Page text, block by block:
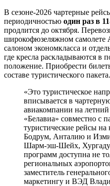
В сезоне-2026 чартерные
периодичностью один раз в
продлится до октября.
широкофюзеляжном самолете
салоном экономкласса и
где кресла раскладываются в
положение. Приобрести
составе туристического пакета.
«Это туристическое
вписывается в
авиакомпании на
«Белавиа» совместно с
туристические рейсы
Бодрум, Анталию и
Шарм-эш-Шейх,
программ доступна не
региональных
заместитель
маркетингу и ВЭД